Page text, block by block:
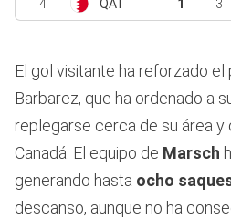
4 QAT 1 3
El gol visitante ha reforzado
Barbarez, que ha ordenado a
replegarse cerca de su área y
Canadá. El equipo de Marsch
generando hasta ocho
descanso, aunque no ha